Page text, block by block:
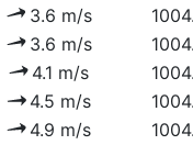
3.6 m/s
3.6 m/s
4.1 m/s
4.5 m/s
4.9 m/s